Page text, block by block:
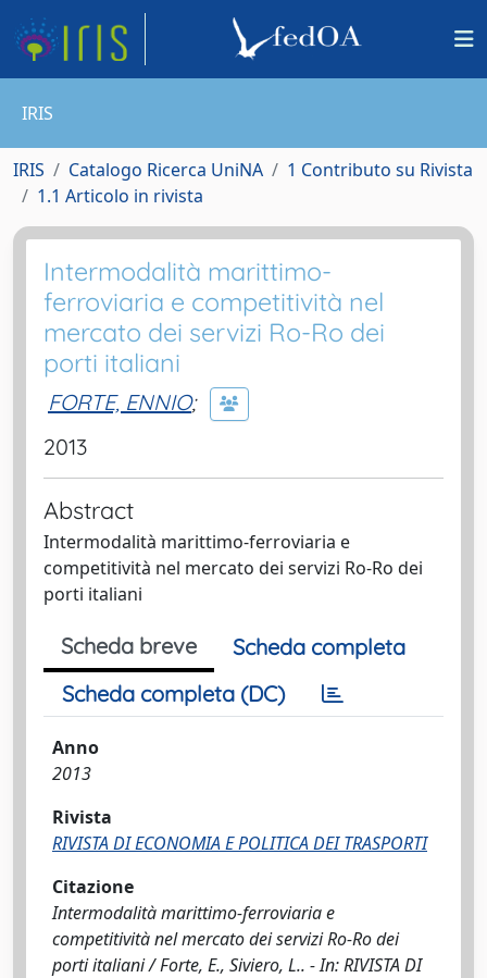
IRIS
IRIS Catalogo Ricerca UniNA
1 Contributo su Rivista
1.1 Articolo in rivista
Intermodalità marittimo-
ferroviaria e competitività nel
mercato dei servizi Ro-Ro dei
porti italiani
FORTE, ENNIO;
2013
Abstract
Intermodalità marittimo-ferroviaria e
competitività nel mercato dei servizi Ro-Ro dei
porti italiani
Scheda breve
Scheda completa
Scheda completa (DC)
Anno
2013
Rivista
RIVISTA DI ECONOMIA E POLITICA DEI TRASPORTI
Citazione
Intermodalità marittimo-ferroviaria e
competitività nel mercato dei servizi Ro-Ro dei
porti italiani / Forte, E., Siviero, L.. - In: RIVISTA DI